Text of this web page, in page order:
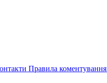
Правила коментування